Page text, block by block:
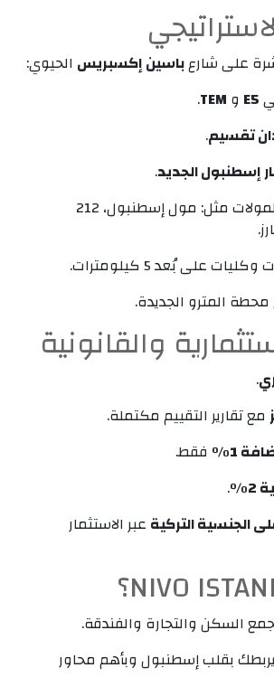
على شارعباسين إكسبريس الحيوي:
E5 و TEM
.
تقسيم.
إسطنبول الجديد.
خطوات إلى أهم المولات مثل: مول إسطنبول، 212
والقانونية
.
مع تقارير التقييم مكتملة.
1%
فقط.
.
الجنسية التركية عبر الاستثمار
السكن والتجارة والفندقة.
بقلب إسطنبول وبأهم محاور